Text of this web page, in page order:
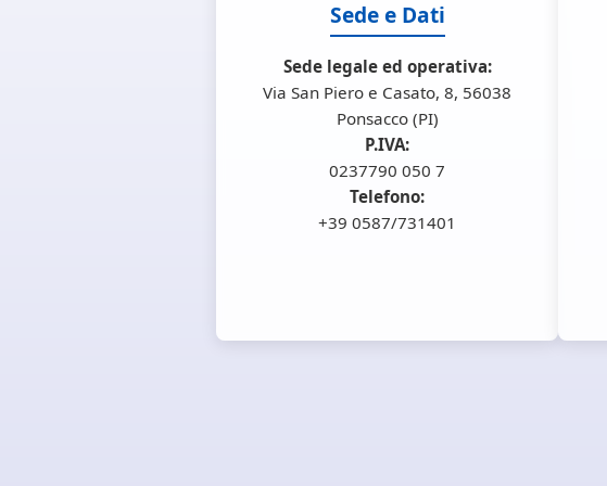
Sede e Dati
Sede legale ed operativa:
Via San Piero e Casato, 8, 56038
Ponsacco (PI)
P.IVA:
0237790 050 7
Telefono:
+39 0587/731401